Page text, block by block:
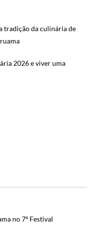
tradição da culinária de
2026 e viver uma
no 7º Festival